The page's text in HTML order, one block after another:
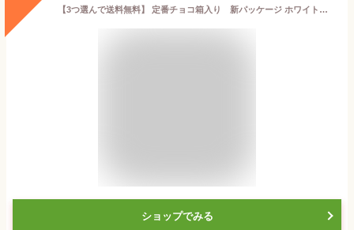
【3つ選んで送料無料】 定番チョコ箱入り 新パッケージ ホワイトデー バレンタイン 2026 ギフト 自分チョコ 個包装
ショップでみる